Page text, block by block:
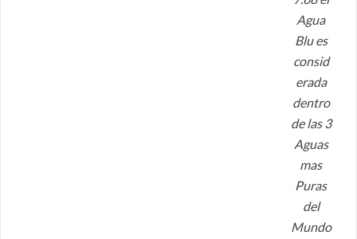
Agua
Blu es
consid
erada
dentro
de las 3
Aguas
mas
Puras
del
Mundo